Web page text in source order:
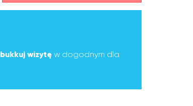
bukkuj wizytę w dogodnym dla